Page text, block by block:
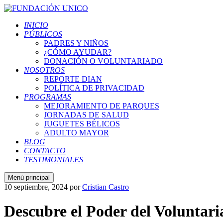
INICIO
PÚBLICOS
PADRES Y NIÑOS
¿CÓMO AYUDAR?
DONACIÓN O VOLUNTARIADO
NOSOTROS
REPORTE DIAN
POLÍTICA DE PRIVACIDAD
PROGRAMAS
MEJORAMIENTO DE PARQUES
JORNADAS DE SALUD
JUGUETES BÉLICOS
ADULTO MAYOR
BLOG
CONTACTO
TESTIMONIALES
Menú principal
10 septiembre, 2024 porCristian Castro
Descubre el Poder del